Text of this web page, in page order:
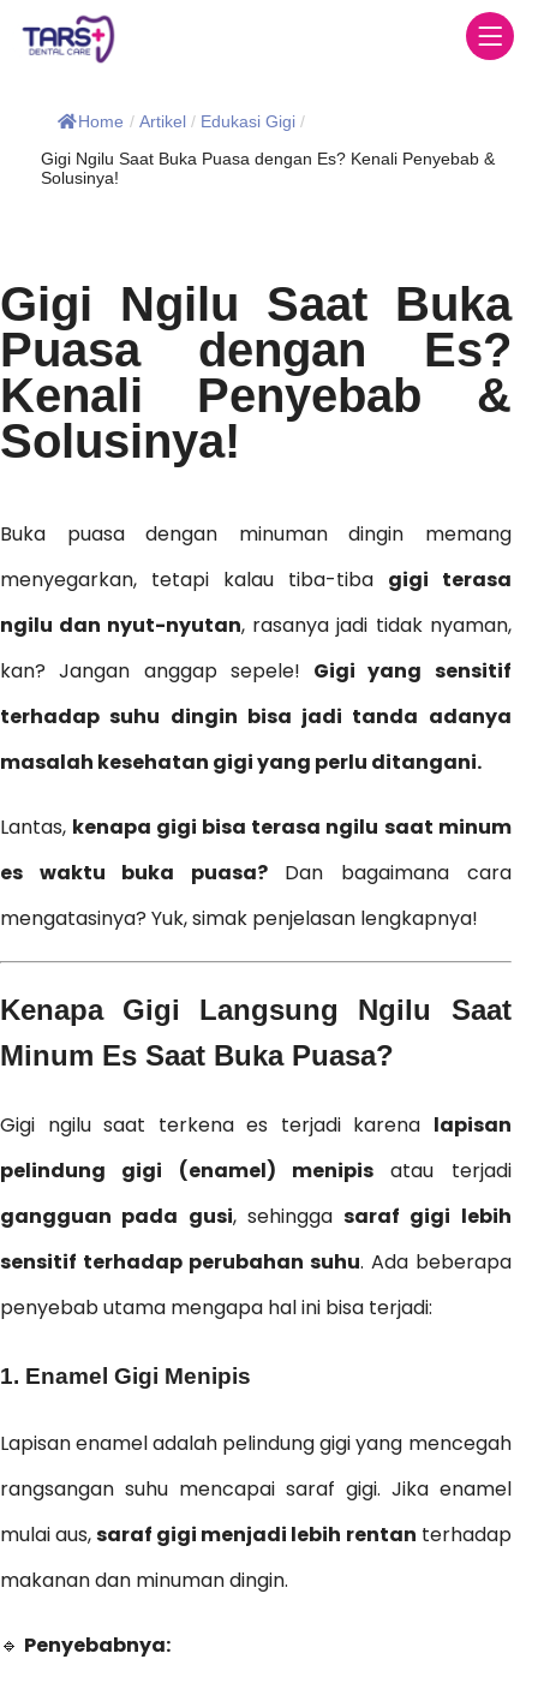
Home / Artikel / Edukasi Gigi /
Gigi Ngilu Saat Buka Puasa dengan Es? Kenali Penyebab &
Solusinya!
Gigi Ngilu Saat Buka
Puasa dengan Es?
Kenali Penyebab &
Solusinya!
Buka puasa dengan minuman dingin memang
menyegarkan, tetapi kalau tiba-tiba gigi terasa
ngilu dan nyut-nyutan, rasanya jadi tidak nyaman,
kan? Jangan anggap sepele! Gigi yang sensitif
terhadap suhu dingin bisa jadi tanda adanya
masalah kesehatan gigi yang perlu ditangani.
Lantas, kenapa gigi bisa terasa ngilu saat minum
es waktu buka puasa?Dan bagaimana cara
mengatasinya? Yuk, simak penjelasan lengkapnya!
Kenapa Gigi Langsung Ngilu Saat
Minum Es Saat Buka Puasa?
Gigi ngilu saat terkena es terjadi karena lapisan
pelindung gigi (enamel) menipisatau terjadi
gangguan pada gusi, sehinggasaraf gigi lebih
sensitif terhadap perubahan suhu. Ada beberapa
penyebab utama mengapa hal ini bisa terjadi:
1. Enamel Gigi Menipis
Lapisan enamel adalah pelindung gigi yang mencegah
rangsangan suhu mencapai saraf gigi. Jika enamel
mulai aus,saraf gigi menjadi lebih rentan terhadap
makanan dan minuman dingin.
🔹 Penyebabnya: